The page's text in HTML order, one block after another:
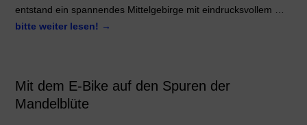
entstand ein spannendes Mittelgebirge mit eindrucksvollem …
bitte weiter lesen! →
Mit dem E-Bike auf den Spuren der
Mandelblüte